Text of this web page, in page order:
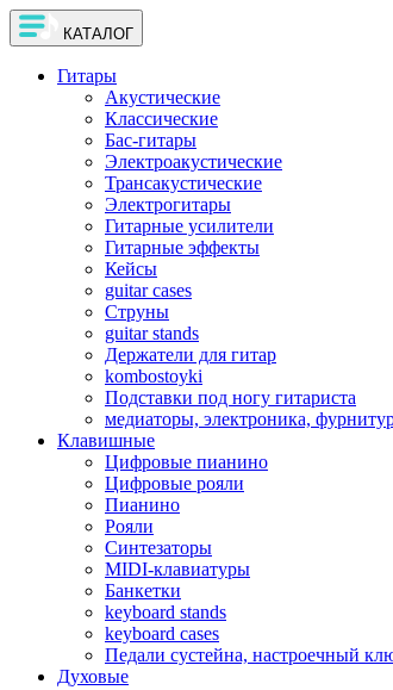
КАТАЛОГ
Гитары
Акустические
Классические
Бас-гитары
Электроакустические
Трансакустические
Электрогитары
Гитарные усилители
Гитарные эффекты
Кейсы
guitar cases
Струны
guitar stands
Держатели для гитар
kombostoyki
Подставки под ногу гитариста
медиаторы, электроника,
Клавишные
Цифровые пианино
Цифровые рояли
Пианино
Рояли
Синтезаторы
MIDI-клавиатуры
Банкетки
keyboard stands
keyboard cases
Педали сустейна, настроечный
Духовые